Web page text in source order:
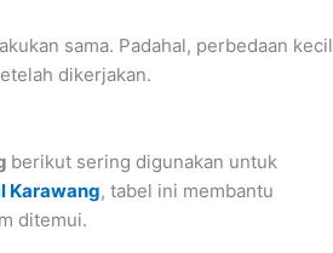
sama. Padahal, perbedaan kecil
dikerjakan.
berikut sering digunakan untuk
Karawang, tabel ini membantu
ditemui.